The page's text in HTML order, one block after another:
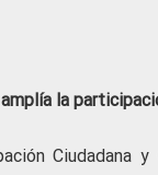
amplía la
Ciudadana